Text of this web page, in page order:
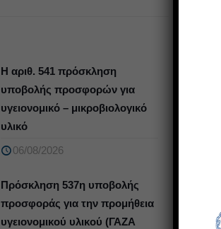
Η αριθ. 541 πρόσκληση
υποβολής προσφορών για
υγειονομικό – μικροβιολογικό
υλικό
06/08/2026
Πρόσκληση 537η υποβολής
προσφοράς για την προμήθεια
υγειονομικού υλικού (ΓΑΖΑ